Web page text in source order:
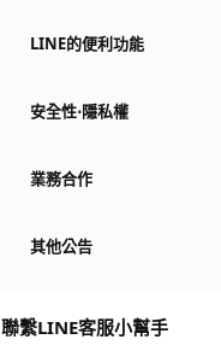
LINE的便利功能
安全性⋅隱私權
業務合作
其他公告
聯繫LINE客服小幫手